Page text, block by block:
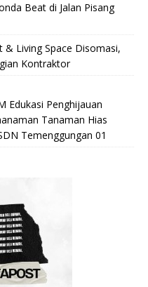
Beat di Jalan Pisang
& Living Space Disomasi,
Kontraktor
Edukasi Penghijauan
Tanaman Hias
Temenggungan 01